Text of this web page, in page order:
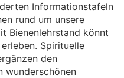
Informationstafeln
rund um unsere
Bienenlehrstand könnt
Spirituelle
den
wunderschönen